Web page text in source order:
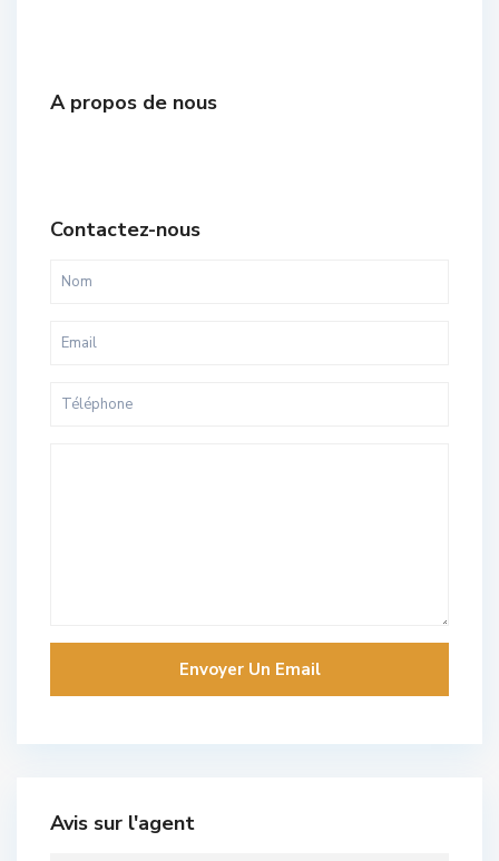
A propos de nous
Contactez-nous
Avis sur l'agent